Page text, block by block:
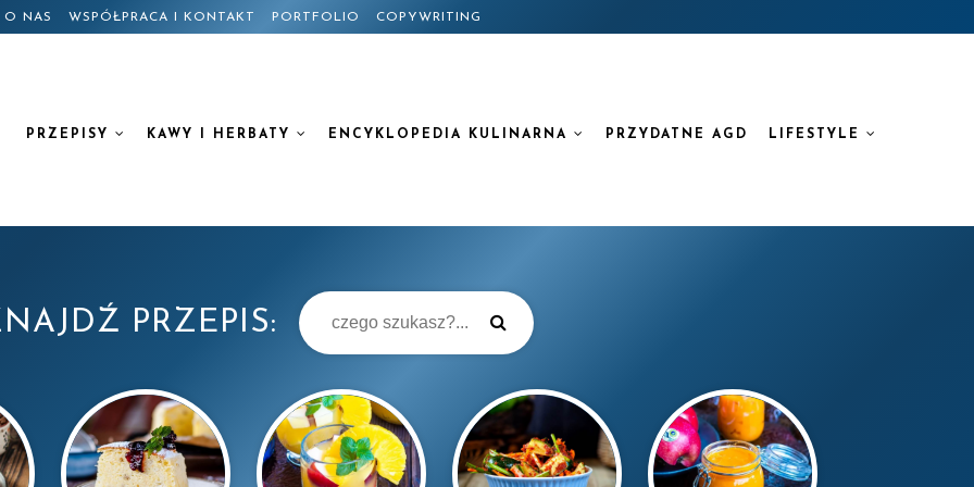
O NAS WSPÓŁPRACA I KONTAKT PORTFOLIO COPYWRITING
PRZEPISY KAWY I HERBATY ENCYKLOPEDIA KULINARNA PRZYDATNE AGD LIFESTYLE
PRZEPIS: